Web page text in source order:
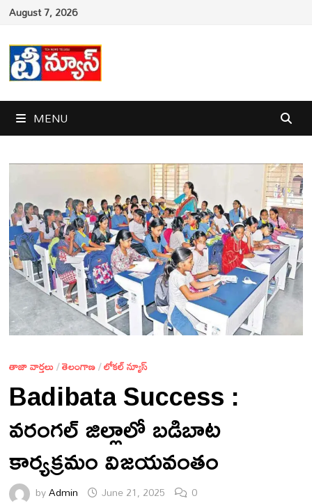
Skip
content
August 7, 2026
MENU
తాజా వార్తలు/తెలంగాణ/లోకల్ న్యూస్
Badibata Success :
వరంగల్ జిల్లాలో బడిబాట
కార్యక్రమం విజయవంతం
byAdmin June 21, 2025 0